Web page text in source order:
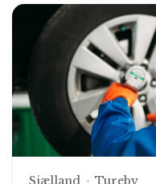
Sjælland Tureby